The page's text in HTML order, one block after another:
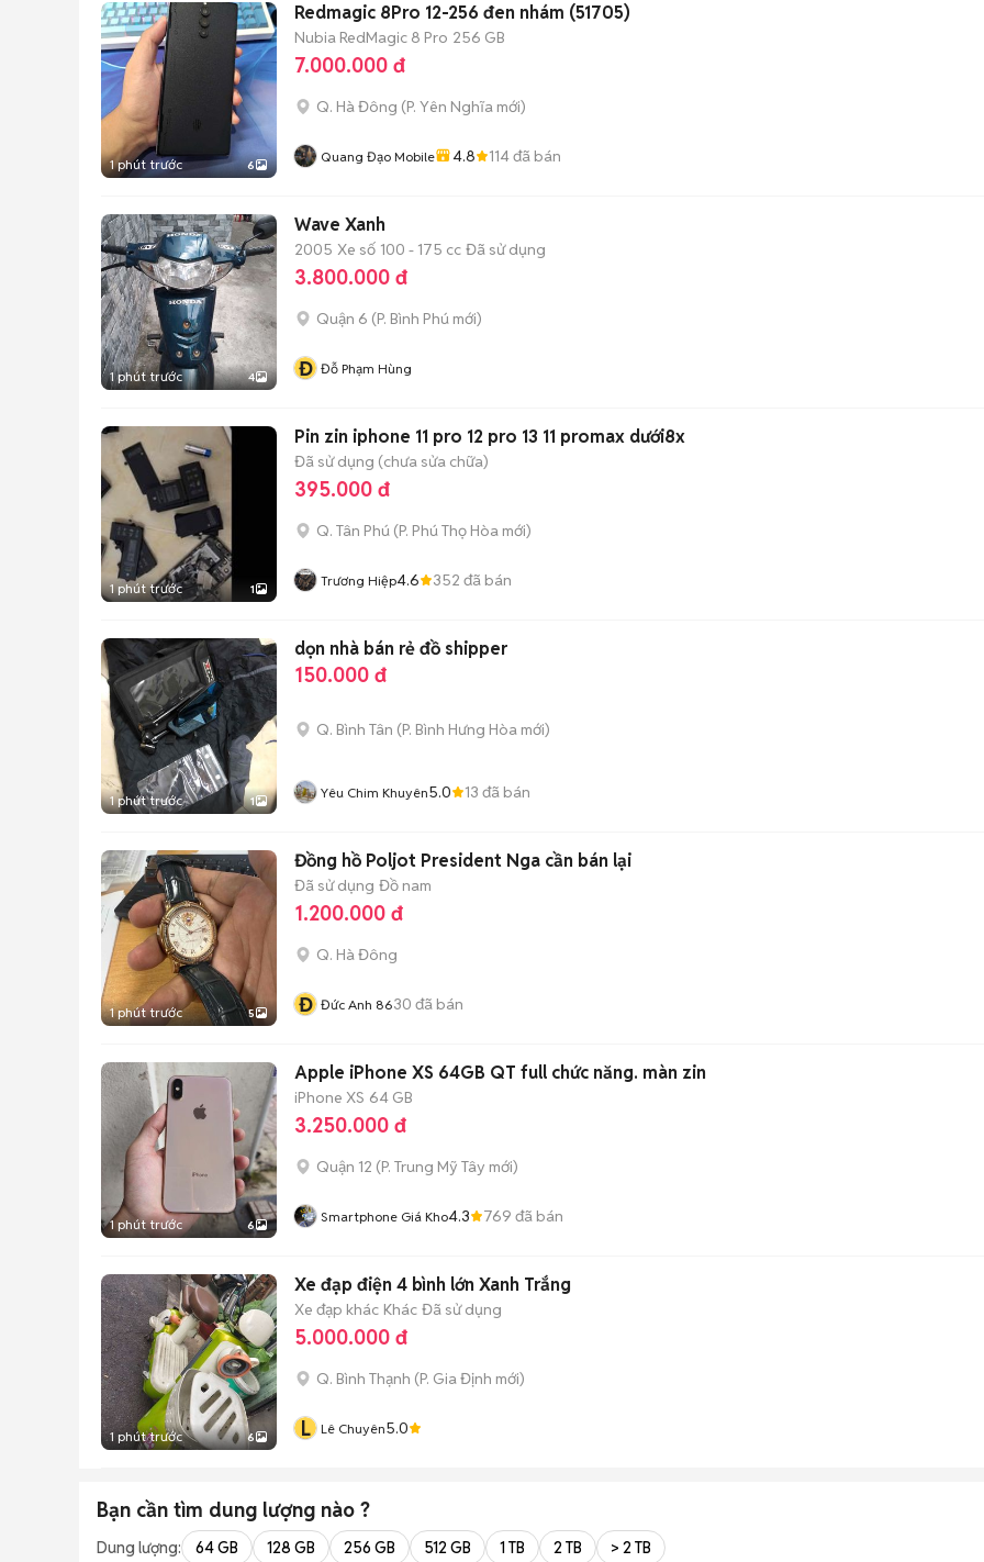
1 phút trước 6
Redmagic 8Pro 12-256 đen nhám (51705)
Nubia RedMagic 8 Pro 256 GB
7.000.000 đ
Q. Hà Đông (P. Yên Nghĩa mới)
Quang Đạo Mobile 4.8 114đã bán
1 phút trước 4
Wave Xanh
2005 Xe số 100 - 175 cc Đã sử dụng
3.800.000 đ
Quận 6 (P. Bình Phú mới)
Đ Đỗ Phạm Hùng
1 phút trước 1
Pin zin iphone 11 pro 12 pro 13 11 promax dưới8x
Đã sử dụng (chưa sửa chữa)
395.000 đ
Q. Tân Phú (P. Phú Thọ Hòa mới)
Trương Hiệp4.6 352 đã bán
1 phút trước 1
dọn nhà bán rẻ đồ shipper
150.000 đ
Q. Bình Tân (P. Bình Hưng Hòa mới)
Yêu Chim Khuyên5.0 13 đã bán
1 phút trước 5
Đồng hồ Poljot President Nga cần bán lại
Đã sử dụng Đồ nam
1.200.000 đ
Q. Hà Đông
Đ Đức Anh 8630 đã bán
1 phút trước 6
Apple iPhone XS 64GB QT full chức năng. màn zin
iPhone XS 64 GB
3.250.000 đ
Quận 12 (P. Trung Mỹ Tây mới)
Smartphone Giá Kho4.3 769 đã bán
1 phút trước 6
Xe đạp điện 4 bình lớn Xanh Trắng
Xe đạp khác Khác Đã sử dụng
5.000.000 đ
Q. Bình Thạnh (P. Gia Định mới)
L Lê Chuyên5.0
Bạn cần tìm dung lượng nào ?
Dung lượng: 64 GB 128 GB 256 GB 512 GB 1 TB 2 TB > 2 TB